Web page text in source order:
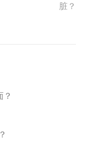
脏？